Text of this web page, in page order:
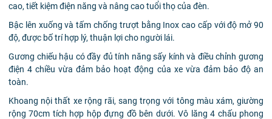
cao, tiết kiệm điện năng và nâng cao tuổi thọ của đèn.
Bậc lên xuống và tấm chống trượt bằng Inox cao cấp với độ mở 90
độ, được bố trí hợp lý, thuận lợi cho người lái.
Gương chiếu hậu có đầy đủ tính năng sấy kính và điều chỉnh gương
điện 4 chiều vừa đảm bảo hoạt động của xe vừa đảm bảo độ an
toàn.
Khoang nội thất xe rộng rãi, sang trọng với tông màu xám, giường
rộng 70cm tích hợp hộp đựng đồ bên dưới. Vô lăng 4 chấu phong